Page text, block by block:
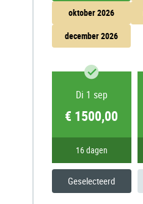
oktober 2026
december 2026
Di 1 sep
€ 1500,00
16 dagen
Geselecteerd